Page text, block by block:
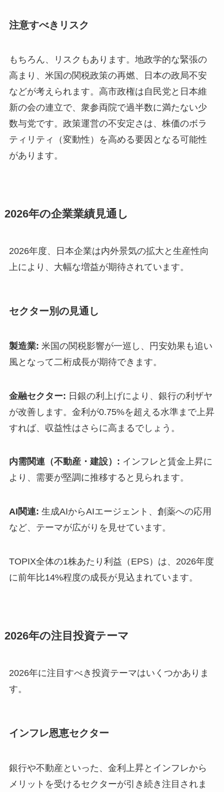
注意すべきリスク
もちろん、リスクもあります。地政学的な緊張の
高まり、米国の関税政策の再燃、日本の政局不安
などが考えられます。高市政権は自民党と日本維
新の会の連立で、衆参両院で過半数に満たない少
数与党です。政策運営の不安定さは、株価のボラ
ティリティ（変動性）を高める要因となる可能性
があります。
2026年の企業業績見通し
2026年度、日本企業は内外景気の拡大と生産性向
上により、大幅な増益が期待されています。
セクター別の見通し
製造業: 米国の関税影響が一巡し、円安効果も追い
風となって二桁成長が期待できます。
金融セクター: 日銀の利上げにより、銀行の利ザヤ
が改善します。金利が0.75%を超える水準まで上昇
すれば、収益性はさらに高まるでしょう。
内需関連（不動産・建設）: インフレと賃金上昇に
より、需要が堅調に推移すると見られます。
AI関連: 生成AIからAIエージェント、創薬への応用
など、テーマが広がりを見せています。
TOPIX全体の1株あたり利益（EPS）は、2026年度
に前年比14%程度の成長が見込まれています。
2026年の注目投資テーマ
2026年に注目すべき投資テーマはいくつかありま
す。
インフレ恩恵セクター
銀行や不動産といった、金利上昇とインフレから
メリットを受けるセクターが引き続き注目されま